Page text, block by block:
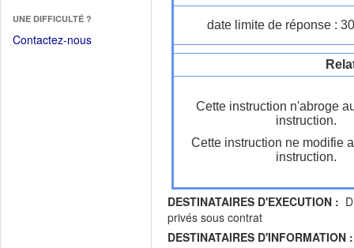
fenêtre)
une
nouvelle
UNE DIFFICULTÉ ?
Contactez-nous
date limite de réponse :
Cette instruction n'abroge
instruction.
Cette instruction ne modifie
instruction.
DESTINATAIRES D'EXECUTION :
privés sous contrat
DESTINATAIRES D'INFORMATION :